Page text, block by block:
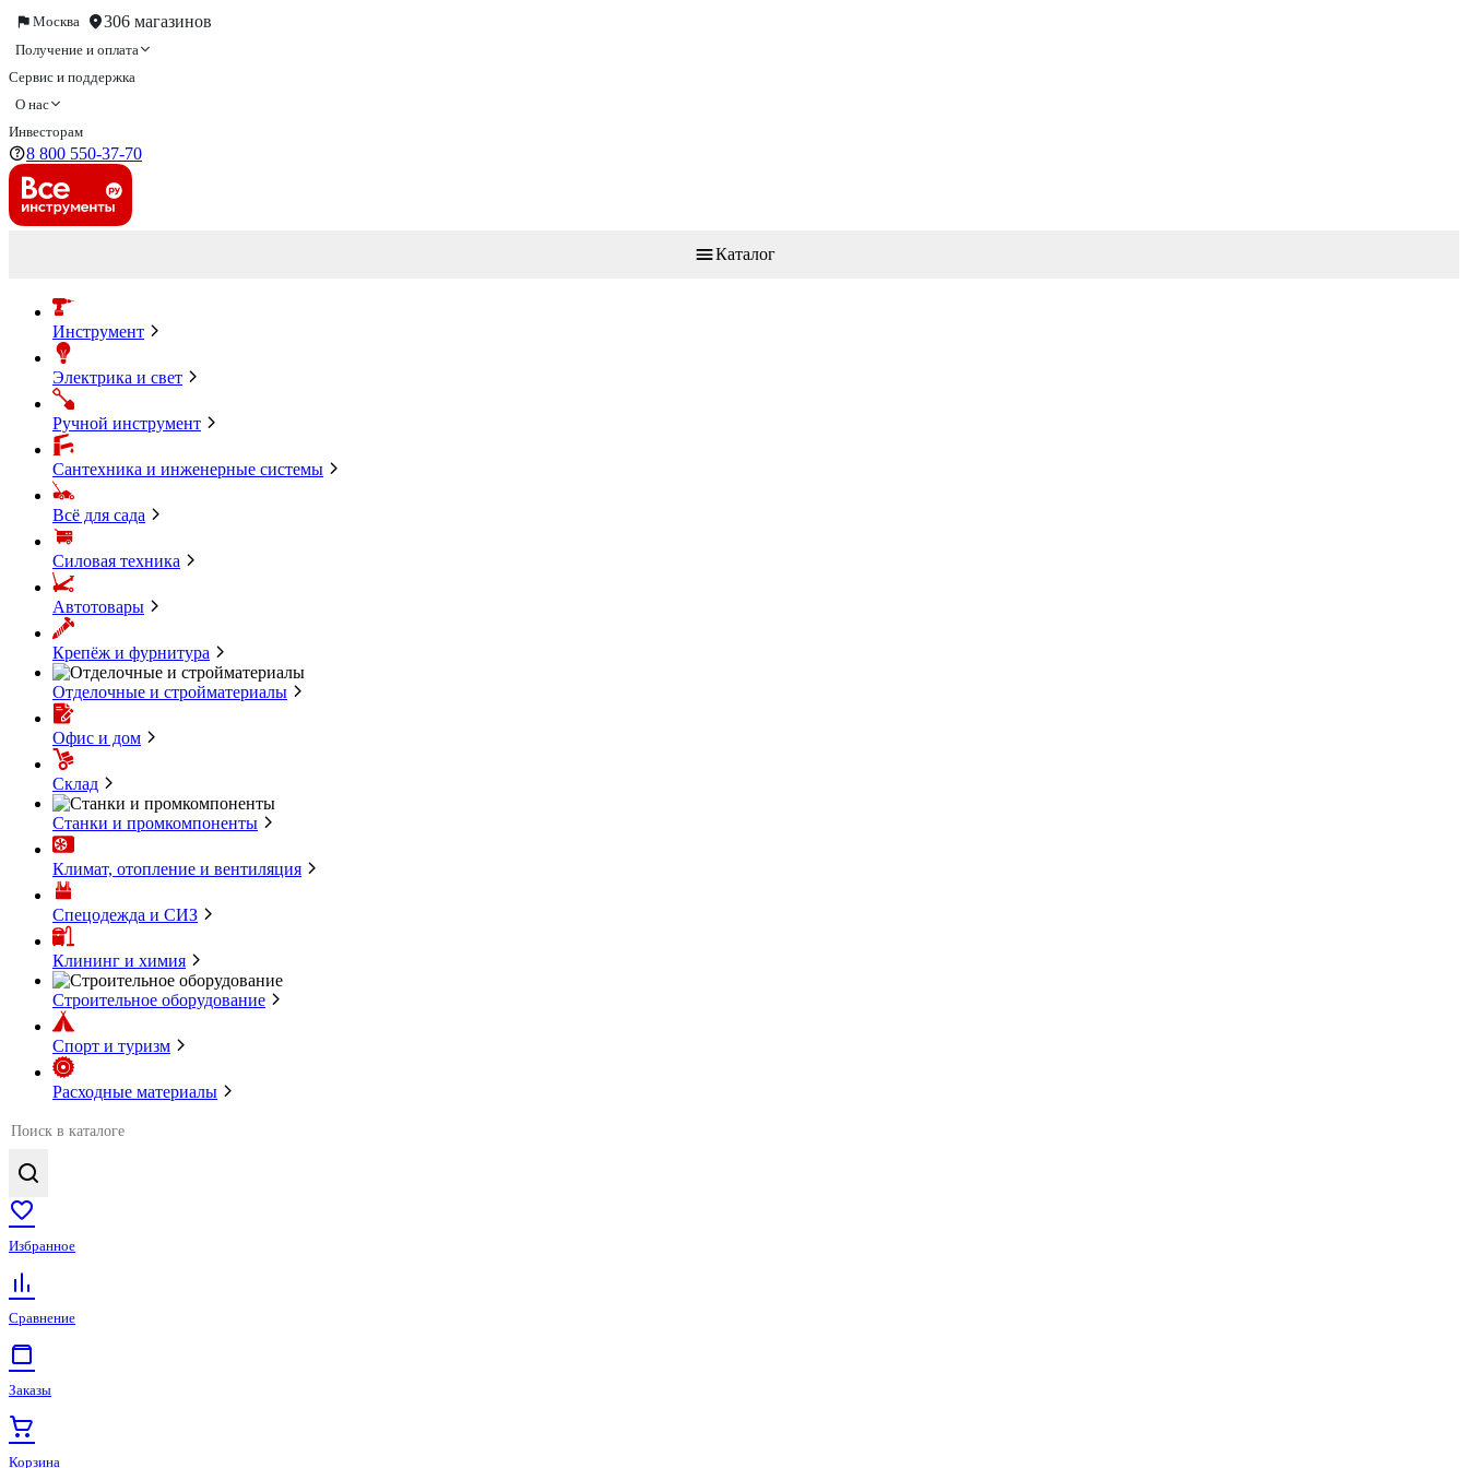
Москва 306 магазинов
Получение и оплата
Сервис и поддержка
О нас
Инвесторам
8 800 550-37-70
Каталог
Инструмент
Электрика и свет
Ручной инструмент
Сантехника и инженерные системы
Всё для сада
Силовая техника
Автотовары
Крепёж и фурнитура
Отделочные и стройматериалы
Офис и дом
Склад
Станки и промкомпоненты
Климат, отопление и вентиляция
Спецодежда и СИЗ
Клининг и химия
Строительное оборудование
Спорт и туризм
Расходные материалы
Избранное
Сравнение
Заказы
Корзина